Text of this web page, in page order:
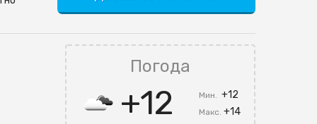
Погода
+12 Мин.+12
Макс.+14